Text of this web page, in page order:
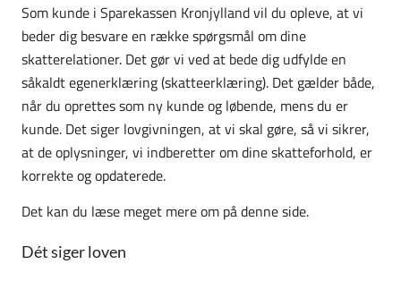
Som kunde i Sparekassen Kronjylland vil du opleve, at vi
beder dig besvare en række spørgsmål om dine
skatterelationer. Det gør vi ved at bede dig udfylde en
såkaldt egenerklæring (skatteerklæring). Det gælder både,
når du oprettes som ny kunde og løbende, mens du er
kunde. Det siger lovgivningen, at vi skal gøre, så vi sikrer,
at de oplysninger, vi indberetter om dine skatteforhold, er
korrekte og opdaterede.
Det kan du læse meget mere om på denne side.
Dét siger loven